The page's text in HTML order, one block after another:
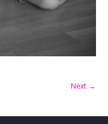
Next →